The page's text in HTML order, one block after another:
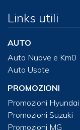
Links utili
AUTO
Auto Nuove e Km0
Auto Usate
PROMOZIONI
Promozioni Hyundai
Promozioni Suzuki
Promozioni MG